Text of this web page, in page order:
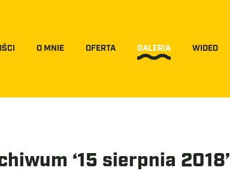
O MNIE OFERTA GALERIA WIDEO
‘15 sierpnia 2018’